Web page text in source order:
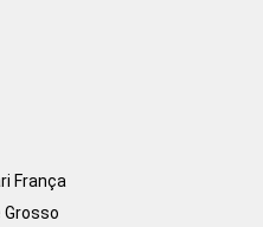
França
Grosso